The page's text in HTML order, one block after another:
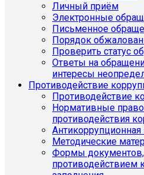
Личный приём
Электронные
Письменное
Порядок
Проверить статус
Ответы на
интересы
Противодействие
Противодействие
Нормативные
противодействия
Антикоррупционная
Методические
Формы
противодействием